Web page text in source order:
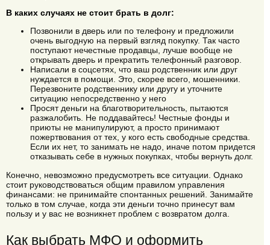
В каких случаях не стоит брать в долг:
Позвонили в дверь или по телефону и предложили
очень выгодную на первый взгляд покупку. Так часто
поступают нечестные продавцы, лучше вообще не
открывать дверь и прекратить телефонный разговор.
Написали в соцсетях, что ваш родственник или друг
нуждается в помощи. Это, скорее всего, мошенники.
Перезвоните родственнику или другу и уточните
ситуацию непосредственно у него
Просят деньги на благотворительность, пытаются
разжалобить. Не поддавайтесь! Честные фонды и
приюты не манипулируют, а просто принимают
пожертвования от тех, у кого есть свободные средства.
Если их нет, то занимать не надо, иначе потом придется
отказывать себе в нужных покупках, чтобы вернуть долг.
Конечно, невозможно предусмотреть все ситуации. Однако
стоит руководствоваться общим правилом управления
финансами: не принимайте спонтанных решений. Занимайте
только в том случае, когда эти деньги точно принесут вам
пользу и у вас не возникнет проблем с возвратом долга.
Как выбрать МФО и оформить